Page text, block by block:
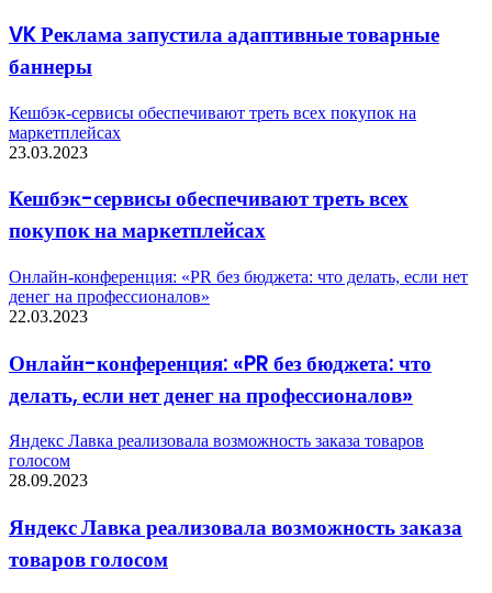
VK Реклама запустила адаптивные товарные
баннеры
Кешбэк-сервисы обеспечивают треть всех покупок на
маркетплейсах
23.03.2023
Кешбэк-сервисы обеспечивают треть всех
покупок на маркетплейсах
Онлайн-конференция: «PR без бюджета: что делать, если нет
денег на профессионалов»
22.03.2023
Онлайн-конференция: «PR без бюджета: что
делать, если нет денег на профессионалов»
Яндекс Лавка реализовала возможность заказа товаров
голосом
28.09.2023
Яндекс Лавка реализовала возможность заказа
товаров голосом